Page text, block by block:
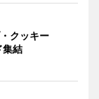
クッキー
結